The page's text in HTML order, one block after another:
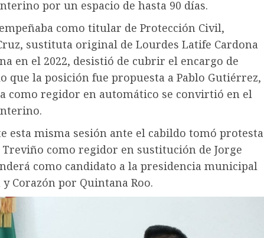
por un espacio de hasta 90 días.
como titular de Protección Civil,
sustituta original de Lourdes Latife Cardona
en el 2022, desistió de cubrir el encargo de
la posición fue propuesta a Pablo Gutiérrez,
como regidor en automático se convirtió en el
esta misma sesión ante el cabildo tomó protesta
como regidor en sustitución de Jorge
como candidato a la presidencia municipal
Corazón por Quintana Roo.